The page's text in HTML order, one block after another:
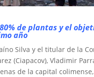
de plantas y el
año
Silva y el titular de la
(Ciapacov), Vladimir
de la capital